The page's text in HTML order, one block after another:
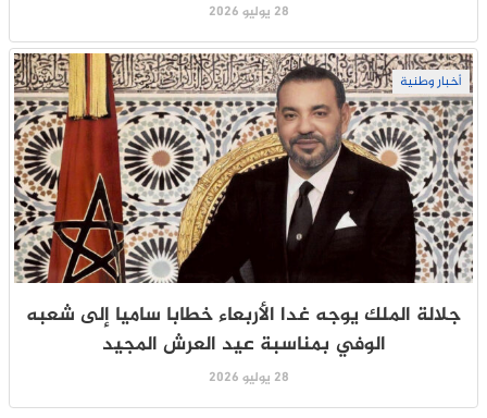
28 يوليو 2026
أخبار وطنية
جلالة الملك يوجه غدا الأربعاء خطابا ساميا إلى شعبه
الوفي بمناسبة عيد العرش المجيد
28 يوليو 2026